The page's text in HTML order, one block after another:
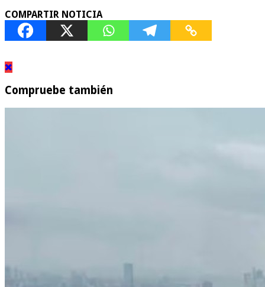
COMPARTIR NOTICIA
Compruebe también